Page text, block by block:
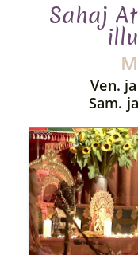
Sahaj
Ven.
Sam.